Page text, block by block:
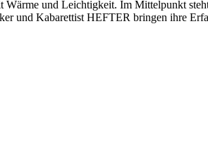
Wärme und Leichtigkeit. Im Mittelpunkt
und Kabarettist HEFTER bringen ihre